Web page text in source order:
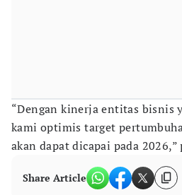
“Dengan kinerja entitas bisnis
kami optimis target
akan dapat dicapai pada 2026,”
Share Article